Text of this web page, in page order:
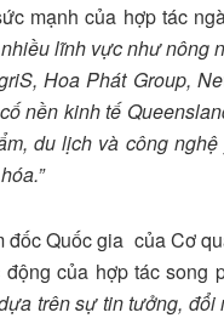
mạnh của hợp tác
lĩnh vực như nông
Hoa Phát Group,
nền kinh tế
du lịch và công
đốc Quốc gia của Cơ
của hợp tác song
trên sự tin tưởng,